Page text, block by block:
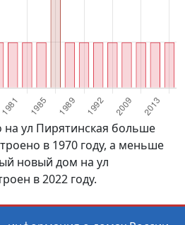
на ул Пирятинская больше
в 1970 году, а меньше
новый дом на ул
в 2022 году.